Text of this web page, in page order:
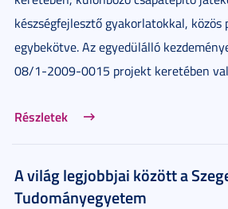
készségfejlesztő gyakorlatokkal, közös
egybekötve. Az egyedülálló
08/1-2009-0015 projekt keretében
Részletek
A világ legjobbjai között a
Tudományegyetem